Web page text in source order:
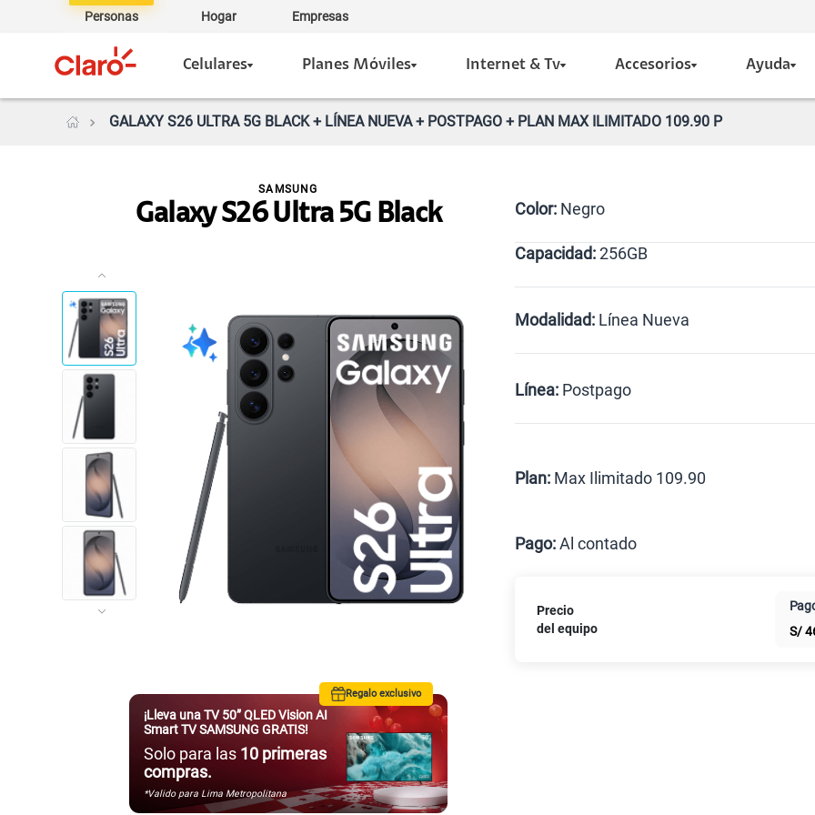
Personas Hogar Empresas
Celulares Planes Móviles Internet & Tv Accesorios Ayuda
GALAXY S26 ULTRA 5G BLACK + LÍNEA NUEVA + POSTPAGO + PLAN MAX ILIMITADO 109.90 P
Galaxy S26 Ultra 5G Black
SAMSUNG
Regalo exclusivo
¡Lleva una TV 50” QLED Vision AI
Smart TV SAMSUNG GRATIS!
Solo para las 10 primeras
compras.
*Valido para Lima Metropolitana
Color: Negro
Negro
Capacidad:256GB
Modalidad: Línea Nueva
Celular liberado
Línea: Postpago
Plan: Max Ilimitado 109.90
Paga solo
Pago:Al contado
Cuotas
Precio
del equipo
S/